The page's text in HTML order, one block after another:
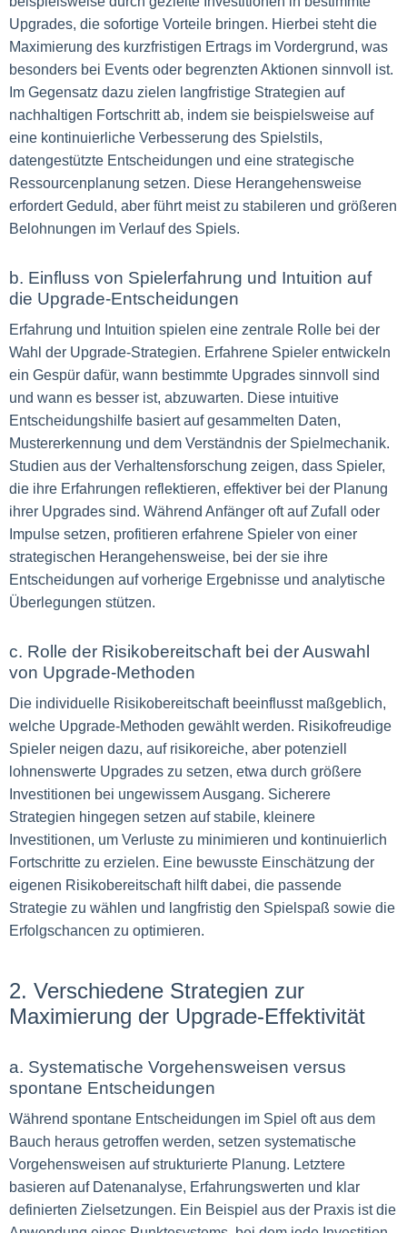
Upgrades, die sofortige Vorteile bringen. Hierbei steht die
Maximierung des kurzfristigen Ertrags im Vordergrund, was
besonders bei Events oder begrenzten Aktionen sinnvoll ist.
Im Gegensatz dazu zielen langfristige Strategien auf
nachhaltigen Fortschritt ab, indem sie beispielsweise auf
eine kontinuierliche Verbesserung des Spielstils,
datengestützte Entscheidungen und eine strategische
Ressourcenplanung setzen. Diese Herangehensweise
erfordert Geduld, aber führt meist zu stabileren und größeren
Belohnungen im Verlauf des Spiels.
b. Einfluss von Spielerfahrung und Intuition auf
die Upgrade-Entscheidungen
Erfahrung und Intuition spielen eine zentrale Rolle bei der
Wahl der Upgrade-Strategien. Erfahrene Spieler entwickeln
ein Gespür dafür, wann bestimmte Upgrades sinnvoll sind
und wann es besser ist, abzuwarten. Diese intuitive
Entscheidungshilfe basiert auf gesammelten Daten,
Mustererkennung und dem Verständnis der Spielmechanik.
Studien aus der Verhaltensforschung zeigen, dass Spieler,
die ihre Erfahrungen reflektieren, effektiver bei der Planung
ihrer Upgrades sind. Während Anfänger oft auf Zufall oder
Impulse setzen, profitieren erfahrene Spieler von einer
strategischen Herangehensweise, bei der sie ihre
Entscheidungen auf vorherige Ergebnisse und analytische
Überlegungen stützen.
c. Rolle der Risikobereitschaft bei der Auswahl
von Upgrade-Methoden
Die individuelle Risikobereitschaft beeinflusst maßgeblich,
welche Upgrade-Methoden gewählt werden. Risikofreudige
Spieler neigen dazu, auf risikoreiche, aber potenziell
lohnenswerte Upgrades zu setzen, etwa durch größere
Investitionen bei ungewissem Ausgang. Sicherere
Strategien hingegen setzen auf stabile, kleinere
Investitionen, um Verluste zu minimieren und kontinuierlich
Fortschritte zu erzielen. Eine bewusste Einschätzung der
eigenen Risikobereitschaft hilft dabei, die passende
Strategie zu wählen und langfristig den Spielspaß sowie die
Erfolgschancen zu optimieren.
2. Verschiedene Strategien zur
Maximierung der Upgrade-Effektivität
a. Systematische Vorgehensweisen versus
spontane Entscheidungen
Während spontane Entscheidungen im Spiel oft aus dem
Bauch heraus getroffen werden, setzen systematische
Vorgehensweisen auf strukturierte Planung. Letztere
basieren auf Datenanalyse, Erfahrungswerten und klar
definierten Zielsetzungen. Ein Beispiel aus der Praxis ist die